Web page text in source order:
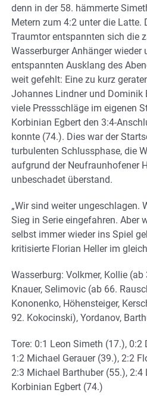
denn in der 58. hämmerte
Metern zum 4:2 unter die Latte.
Traumtor entspannten sich die
Wasserburger Anhänger wieder
entspannten Ausklang des
weit gefehlt: Eine zu kurz
Johannes Lindner und Dominik
viele Pressschläge im eigenen
Korbinian Egbert den 3:4-
konnte (74.). Dies war der
turbulenten Schlussphase, die
aufgrund der Neufraunhofener
unbeschadet überstand.
„Wir sind weiter ungeschlagen.
Sieg in Serie eingefahren. Aber
selbst immer wieder ins Spiel
kritisierte Florian Heller im
Wasserburg: Volkmer, Kollie
Knauer, Selimovic (ab 66.
Kononenko, Höhensteiger,
92. Kokocinski), Yordanov,
Tore: 0:1 Leon Simeth (17.), 0:2
1:2 Michael Gerauer (39.), 2:2
2:3 Michael Barthuber (55.), 2:4
Korbinian Egbert (74.)